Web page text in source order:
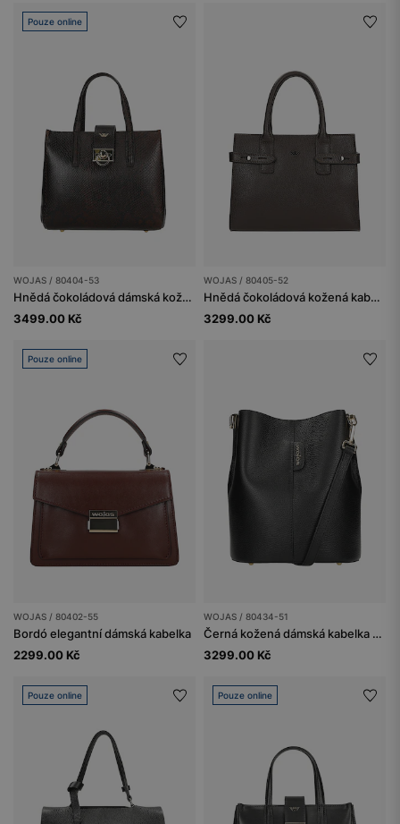
Pouze online
WOJAS / 80404-53
Hnědá čokoládová dámská kožená kabelka
3499.00 Kč
WOJAS / 80405-52
Hnědá čokoládová kožená kabelka
3299.00 Kč
Pouze online
WOJAS / 80402-55
Bordó elegantní dámská kabelka
2299.00 Kč
WOJAS / 80434-51
Černá kožená dámská kabelka ve stylu bucket bag
3299.00 Kč
Pouze online Pouze online